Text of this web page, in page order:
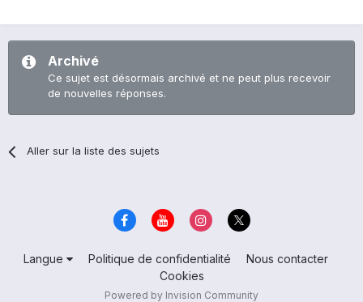
Archivé
Ce sujet est désormais archivé et ne peut plus recevoir
de nouvelles réponses.
Aller sur la liste des sujets
Langue Politique de confidentialité
Nous contacter
Cookies
Powered by Invision Community